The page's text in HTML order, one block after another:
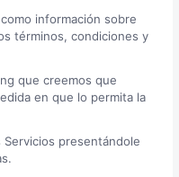
información sobre
términos, condiciones y
que creemos que
en que lo permita la
presentándole